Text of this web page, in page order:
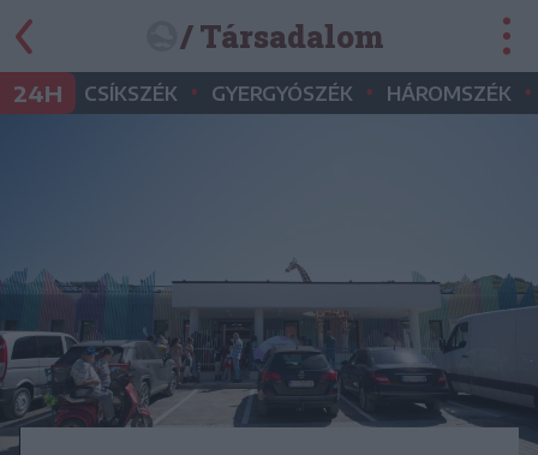
/ Társadalom
24H CSÍKSZÉK • GYERGYÓSZÉK • HÁROMSZÉK •